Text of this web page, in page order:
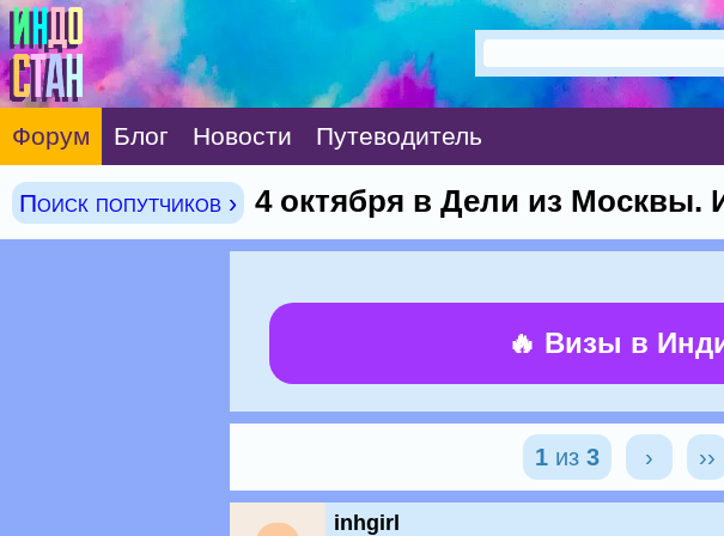
Форум Блог Новости Путеводитель
Поиск попутчиков › 4 октября в Дели из Москвы.
🔥 Визы в
1из 3 › ››
inhgirl